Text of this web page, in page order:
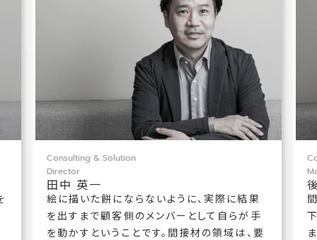
Consulting & Solution
Director
田中 英一
絵に描いた餅にならないように、実際に結果
を出すまで顧客側のメンバーとして自らが手
を動かすということです。間接材の領域は、要